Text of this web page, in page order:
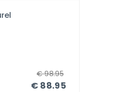
€ 88.95
€98.95